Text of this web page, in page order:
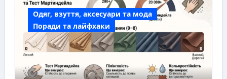
Одяг, взуття, аксесуари та мода
Поради та лайфхаки